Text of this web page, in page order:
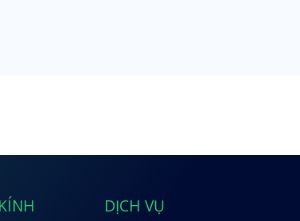
DỊCH VỤ